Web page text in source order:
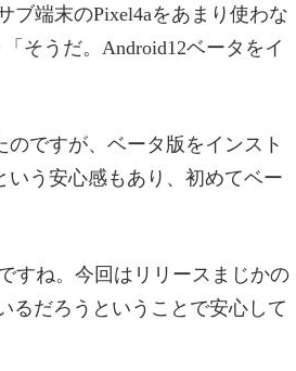
ブ端末のPixel4aをあまり使わな
そうだ。Android12ベータをイ
ですが、ベータ版をインスト
いう安心感もあり、初めてベー
すね。今回はリリースまじかの
るだろうということで安心して